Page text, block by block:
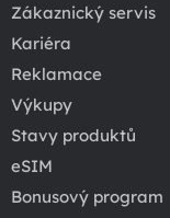
Zákaznický servis
Kariéra
Reklamace
Výkupy
Stavy produktů
eSIM
Bonusový program